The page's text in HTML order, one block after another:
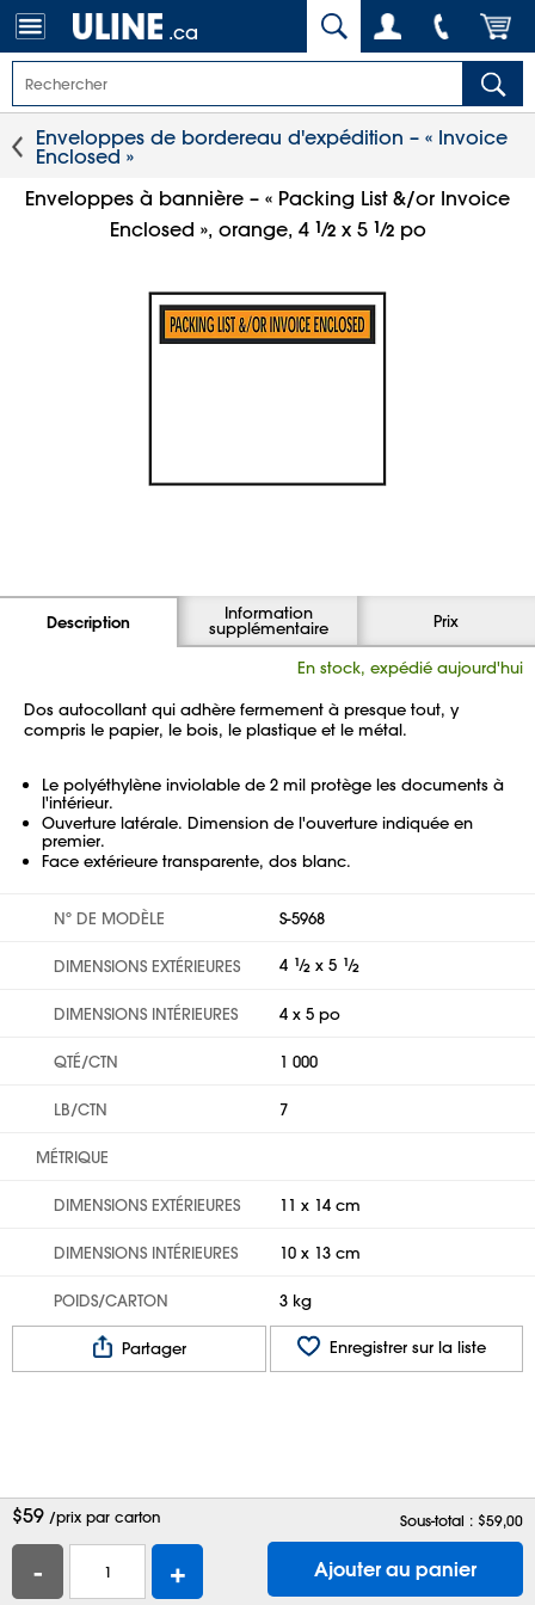
.ca
Enveloppes de bordereau d'expédition – « Invoice
Enclosed »
Enveloppes à bannière – « Packing List &/or Invoice
Enclosed », orange, 4 1⁄2x 5 1⁄2po
Description Information
supplémentaire Prix
En stock, expédié aujourd'hui
Dos autocollant qui adhère fermement à presque tout, y
compris le papier, le bois, le plastique et le métal.
Le polyéthylène inviolable de 2 mil protège les documents à
l'intérieur.
Ouverture latérale. Dimension de l'ouverture indiquée en
premier.
Face extérieure transparente, dos blanc.
Nº DE MODÈLE S-5968
DIMENSIONS EXTÉRIEURES 4 1⁄2 x 5 1⁄2
DIMENSIONS INTÉRIEURES 4 x 5 po
QTÉ/CTN 1 000
LB/CTN 7
MÉTRIQUE
DIMENSIONS EXTÉRIEURES 11 x 14 cm
DIMENSIONS INTÉRIEURES 10 x 13 cm
POIDS/CARTON 3 kg
Partager Enregistrer sur la liste
$59 /prix par carton Sous-total : $59,00
- + Ajouter au panier